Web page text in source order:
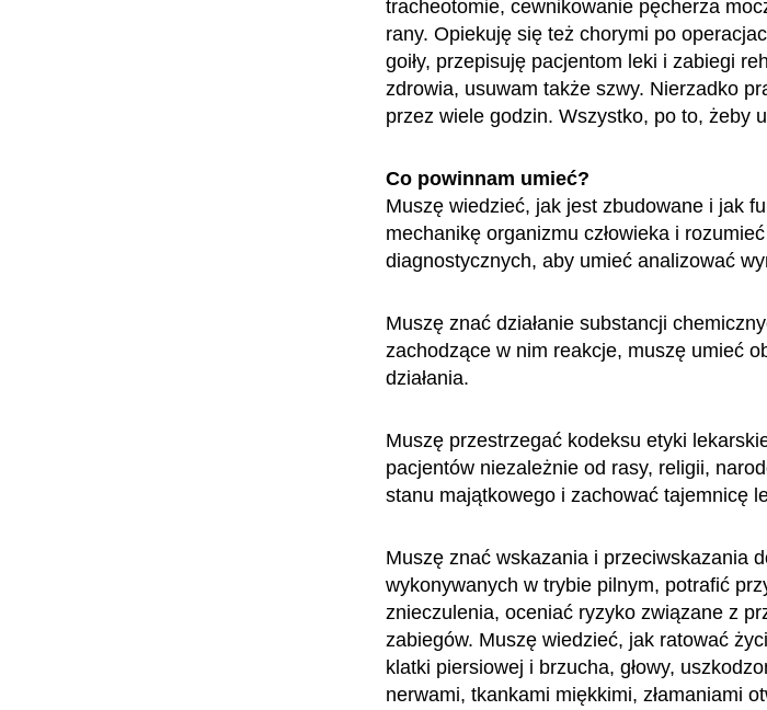
tracheotomie, cewnikowanie pęcherza
rany. Opiekuję się też chorymi po
goiły, przepisuję pacjentom leki i zabiegi
zdrowia, usuwam także szwy. Nierzadko
przez wiele godzin. Wszystko, po to, żeby
Co powinnam umieć?
Muszę wiedzieć, jak jest zbudowane i jak
mechanikę organizmu człowieka i
diagnostycznych, aby umieć analizować
Muszę znać działanie substancji
zachodzące w nim reakcje, muszę umieć
działania.
Muszę przestrzegać kodeksu etyki
pacjentów niezależnie od rasy, religii,
stanu majątkowego i zachować tajemnicę
Muszę znać wskazania i przeciwskazania
wykonywanych w trybie pilnym, potrafić
znieczulenia, oceniać ryzyko związane z
zabiegów. Muszę wiedzieć, jak ratować
klatki piersiowej i brzucha, głowy,
nerwami, tkankami miękkimi, złamaniami